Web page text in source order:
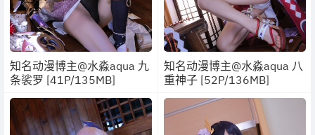
知名动漫博主@水淼aqua 九
条裟罗 [41P/135MB]
知名动漫博主@水淼aqua 八
重神子 [52P/136MB]